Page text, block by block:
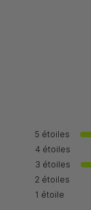
5 étoiles
4 étoiles
3 étoiles
2 étoiles
1 étoile